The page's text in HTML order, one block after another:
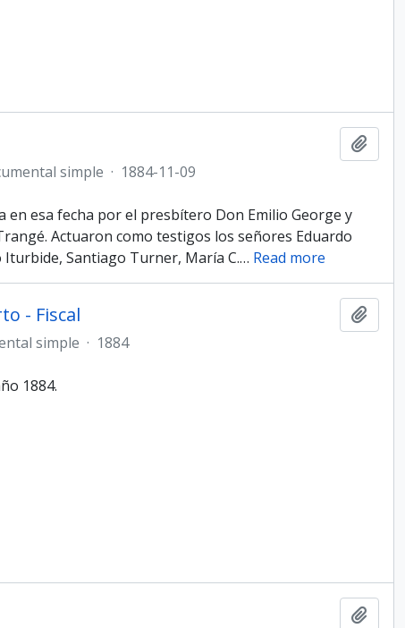
simple · 1884-11-09
en esa fecha por el presbítero Don Emilio George y
Actuaron como testigos los señores Eduardo
Iturbide, Santiago Turner, María C.… Read more
- Fiscal
simple · 1884
1884.